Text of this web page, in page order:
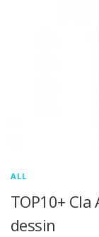
ALL
TOP10+
dessin